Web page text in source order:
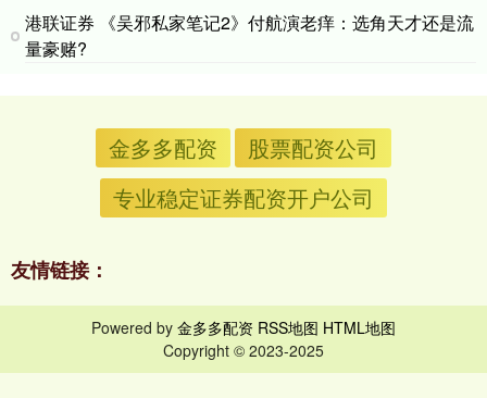
港联证券 《吴邪私家笔记2》付航演老痒：选角天才还是流
量豪赌?
金多多配资
股票配资公司
专业稳定证券配资开户公司
友情链接：
Powered by 金多多配资 RSS地图 HTML地图
Copyright © 2023-2025